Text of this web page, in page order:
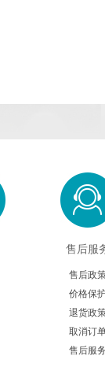
售后服
售后政
价格保
退货政
取消订
售后服务